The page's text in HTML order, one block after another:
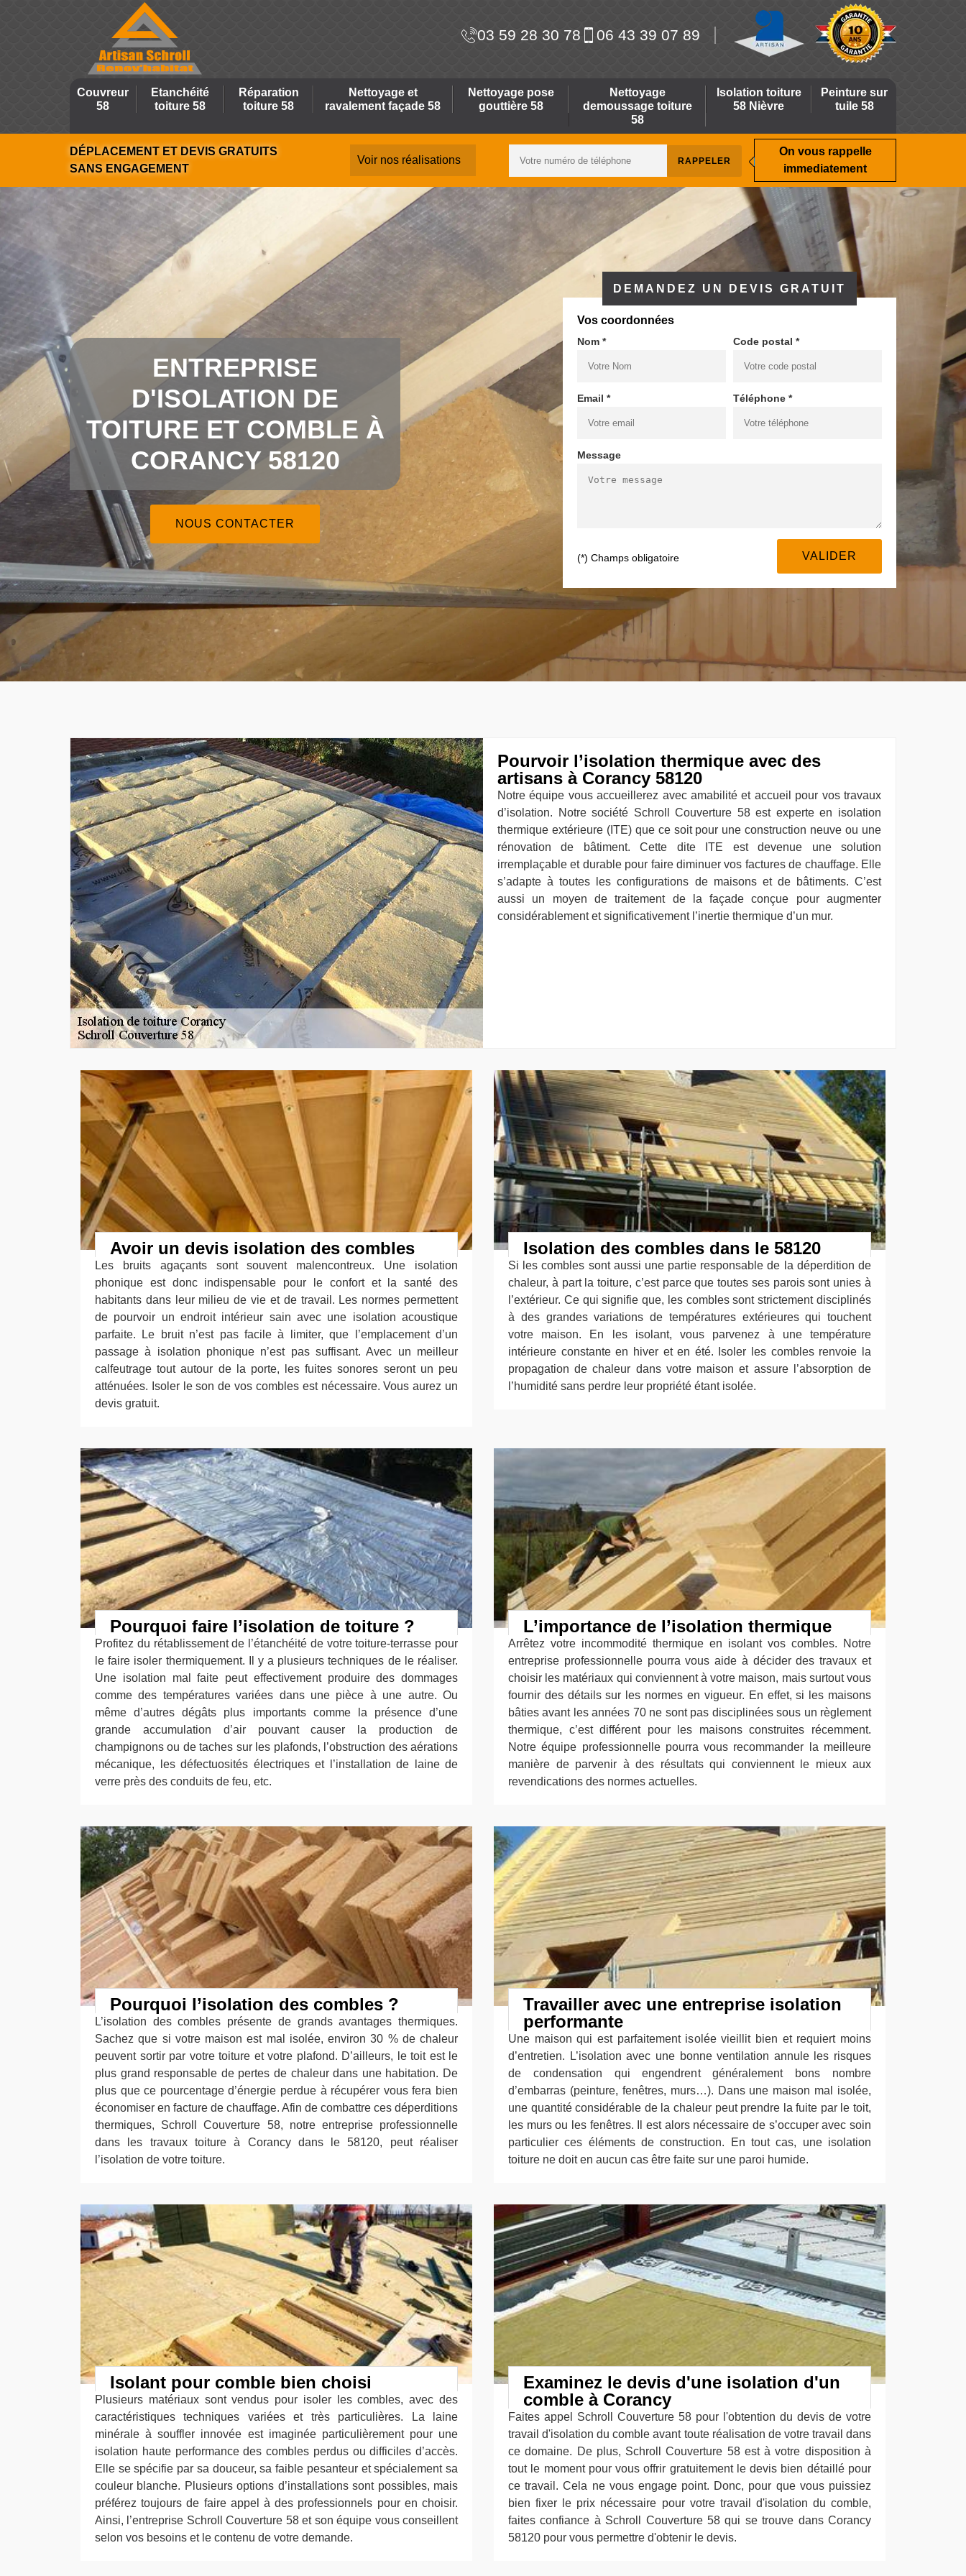
03 59 28 30 78 06 43 39 07 89
Couvreur
58
Etanchéité
toiture 58
Réparation
toiture 58
Nettoyage et
ravalement façade 58
Nettoyage pose
gouttière 58
Nettoyage
demoussage toiture
58
Isolation toiture
58 Nièvre
Peinture sur
tuile 58
DÉPLACEMENT ET DEVIS GRATUITS
SANS ENGAGEMENT
Voir nos réalisations
On vous rappelle
immediatement
ENTREPRISE
D'ISOLATION DE
TOITURE ET COMBLE À
CORANCY 58120
NOUS CONTACTER
DEMANDEZ UN DEVIS GRATUIT
Vos coordonnées
Nom * Code postal *
Email * Téléphone *
Message
(*) Champs obligatoire
Pourvoir l’isolation thermique avec des
artisans à Corancy 58120
Notre équipe vous accueillerez avec amabilité et accueil pour vos travaux
d’isolation. Notre société Schroll Couverture 58 est experte en isolation
thermique extérieure (ITE) que ce soit pour une construction neuve ou une
rénovation de bâtiment. Cette dite ITE est devenue une solution
irremplaçable et durable pour faire diminuer vos factures de chauffage. Elle
s’adapte à toutes les configurations de maisons et de bâtiments. C’est
aussi un moyen de traitement de la façade conçue pour augmenter
considérablement et significativement l’inertie thermique d’un mur.
Avoir un devis isolation des combles
Les bruits agaçants sont souvent malencontreux. Une isolation
phonique est donc indispensable pour le confort et la santé des
habitants dans leur milieu de vie et de travail. Les normes permettent
de pourvoir un endroit intérieur sain avec une isolation acoustique
parfaite. Le bruit n’est pas facile à limiter, que l’emplacement d’un
passage à isolation phonique n’est pas suffisant. Avec un meilleur
calfeutrage tout autour de la porte, les fuites sonores seront un peu
atténuées. Isoler le son de vos combles est nécessaire. Vous aurez un
devis gratuit.
Isolation des combles dans le 58120
Si les combles sont aussi une partie responsable de la déperdition de
chaleur, à part la toiture, c’est parce que toutes ses parois sont unies à
l’extérieur. Ce qui signifie que, les combles sont strictement disciplinés
à des grandes variations de températures extérieures qui touchent
votre maison. En les isolant, vous parvenez à une température
intérieure constante en hiver et en été. Isoler les combles renvoie la
propagation de chaleur dans votre maison et assure l’absorption de
l’humidité sans perdre leur propriété étant isolée.
Pourquoi faire l’isolation de toiture ?
Profitez du rétablissement de l’étanchéité de votre toiture-terrasse pour
le faire isoler thermiquement. Il y a plusieurs techniques de le réaliser.
Une isolation mal faite peut effectivement produire des dommages
comme des températures variées dans une pièce à une autre. Ou
même d’autres dégâts plus importants comme la présence d’une
grande accumulation d’air pouvant causer la production de
champignons ou de taches sur les plafonds, l’obstruction des aérations
mécanique, les défectuosités électriques et l’installation de laine de
verre près des conduits de feu, etc.
L’importance de l’isolation thermique
Arrêtez votre incommodité thermique en isolant vos combles. Notre
entreprise professionnelle pourra vous aide à décider des travaux et
choisir les matériaux qui conviennent à votre maison, mais surtout vous
fournir des détails sur les normes en vigueur. En effet, si les maisons
bâties avant les années 70 ne sont pas disciplinées sous un règlement
thermique, c’est différent pour les maisons construites récemment.
Notre équipe professionnelle pourra vous recommander la meilleure
manière de parvenir à des résultats qui conviennent le mieux aux
revendications des normes actuelles.
Pourquoi l’isolation des combles ?
L’isolation des combles présente de grands avantages thermiques.
Sachez que si votre maison est mal isolée, environ 30 % de chaleur
peuvent sortir par votre toiture et votre plafond. D’ailleurs, le toit est le
plus grand responsable de pertes de chaleur dans une habitation. De
plus que ce pourcentage d’énergie perdue à récupérer vous fera bien
économiser en facture de chauffage. Afin de combattre ces déperditions
thermiques, Schroll Couverture 58, notre entreprise professionnelle
dans les travaux toiture à Corancy dans le 58120, peut réaliser
l’isolation de votre toiture.
Travailler avec une entreprise isolation
performante
Une maison qui est parfaitement isolée vieillit bien et requiert moins
d’entretien. L’isolation avec une bonne ventilation annule les risques
de condensation qui engendrent généralement bons nombre
d’embarras (peinture, fenêtres, murs…). Dans une maison mal isolée,
une quantité considérable de la chaleur peut prendre la fuite par le toit,
les murs ou les fenêtres. Il est alors nécessaire de s’occuper avec soin
particulier ces éléments de construction. En tout cas, une isolation
toiture ne doit en aucun cas être faite sur une paroi humide.
Isolant pour comble bien choisi
Plusieurs matériaux sont vendus pour isoler les combles, avec des
caractéristiques techniques variées et très particulières. La laine
minérale à souffler innovée est imaginée particulièrement pour une
isolation haute performance des combles perdus ou difficiles d’accès.
Elle se spécifie par sa douceur, sa faible pesanteur et spécialement sa
couleur blanche. Plusieurs options d’installations sont possibles, mais
préférez toujours de faire appel à des professionnels pour en choisir.
Ainsi, l’entreprise Schroll Couverture 58 et son équipe vous conseillent
selon vos besoins et le contenu de votre demande.
Examinez le devis d'une isolation d'un
comble à Corancy
Faites appel Schroll Couverture 58 pour l'obtention du devis de votre
travail d'isolation du comble avant toute réalisation de votre travail dans
ce domaine. De plus, Schroll Couverture 58 est à votre disposition à
tout le moment pour vous offrir gratuitement le devis bien détaillé pour
ce travail. Cela ne vous engage point. Donc, pour que vous puissiez
bien fixer le prix nécessaire pour votre travail d'isolation du comble,
faites confiance à Schroll Couverture 58 qui se trouve dans Corancy
58120 pour vous permettre d'obtenir le devis.